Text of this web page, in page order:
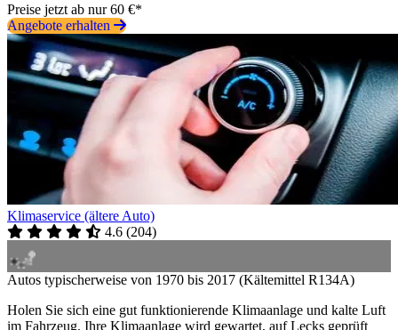
Preise jetzt ab nur 60 €*
Angebote erhalten
Klimaservice (ältere Auto)
4.6 (204)
Autos typischerweise von 1970 bis 2017 (Kältemittel R134A)
Holen Sie sich eine gut funktionierende Klimaanlage und kalte Luft
im Fahrzeug. Ihre Klimaanlage wird gewartet, auf Lecks geprüft